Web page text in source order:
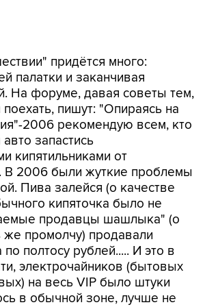
придётся много:
палатки и заканчивая
На форуме, давая советы тем,
поехать, пишут: "Опираясь на
2006 рекомендую всем, кто
запастись
кипятильниками от
В 2006 были жуткие проблемы
Пива залейся (о качестве
кипяточка было не
продавцы шашлыка" (о
же промолчу) продавали
полтосу рублей..... И это в
электрочайников (бытовых
на весь VIP было штуки
в обычной зоне, лучше не